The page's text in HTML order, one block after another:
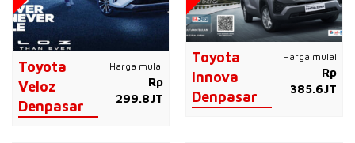
Toyota
Veloz
Denpasar
Harga mulai
Rp
299.8JT
Toyota
Innova
Denpasar
Harga mulai
Rp
385.6JT